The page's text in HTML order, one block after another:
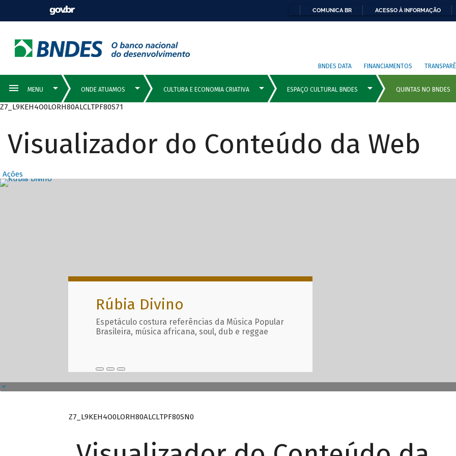
COMUNICA BR ACESSO À INFORMAÇÃO
BNDES DATA FINANCIAMENTOS
Z7_L9KEH4O0LORH80ALCLTPF80S71
Visualizador do Conteúdo da Web
Ações
Destaques Principais com
Rúbia Divino
Espetáculo costura referências da Música Popular
Brasileira, música africana, soul, dub e reggae
Z7_L9KEH4O0LORH80ALCLTPF80SN0